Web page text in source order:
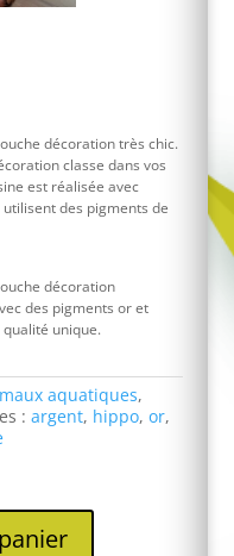
décoration très chic.
classe dans vos
est réalisée avec
des pigments de
décoration
des pigments or et
unique.
aquatiques,
: argent, hippo, or,